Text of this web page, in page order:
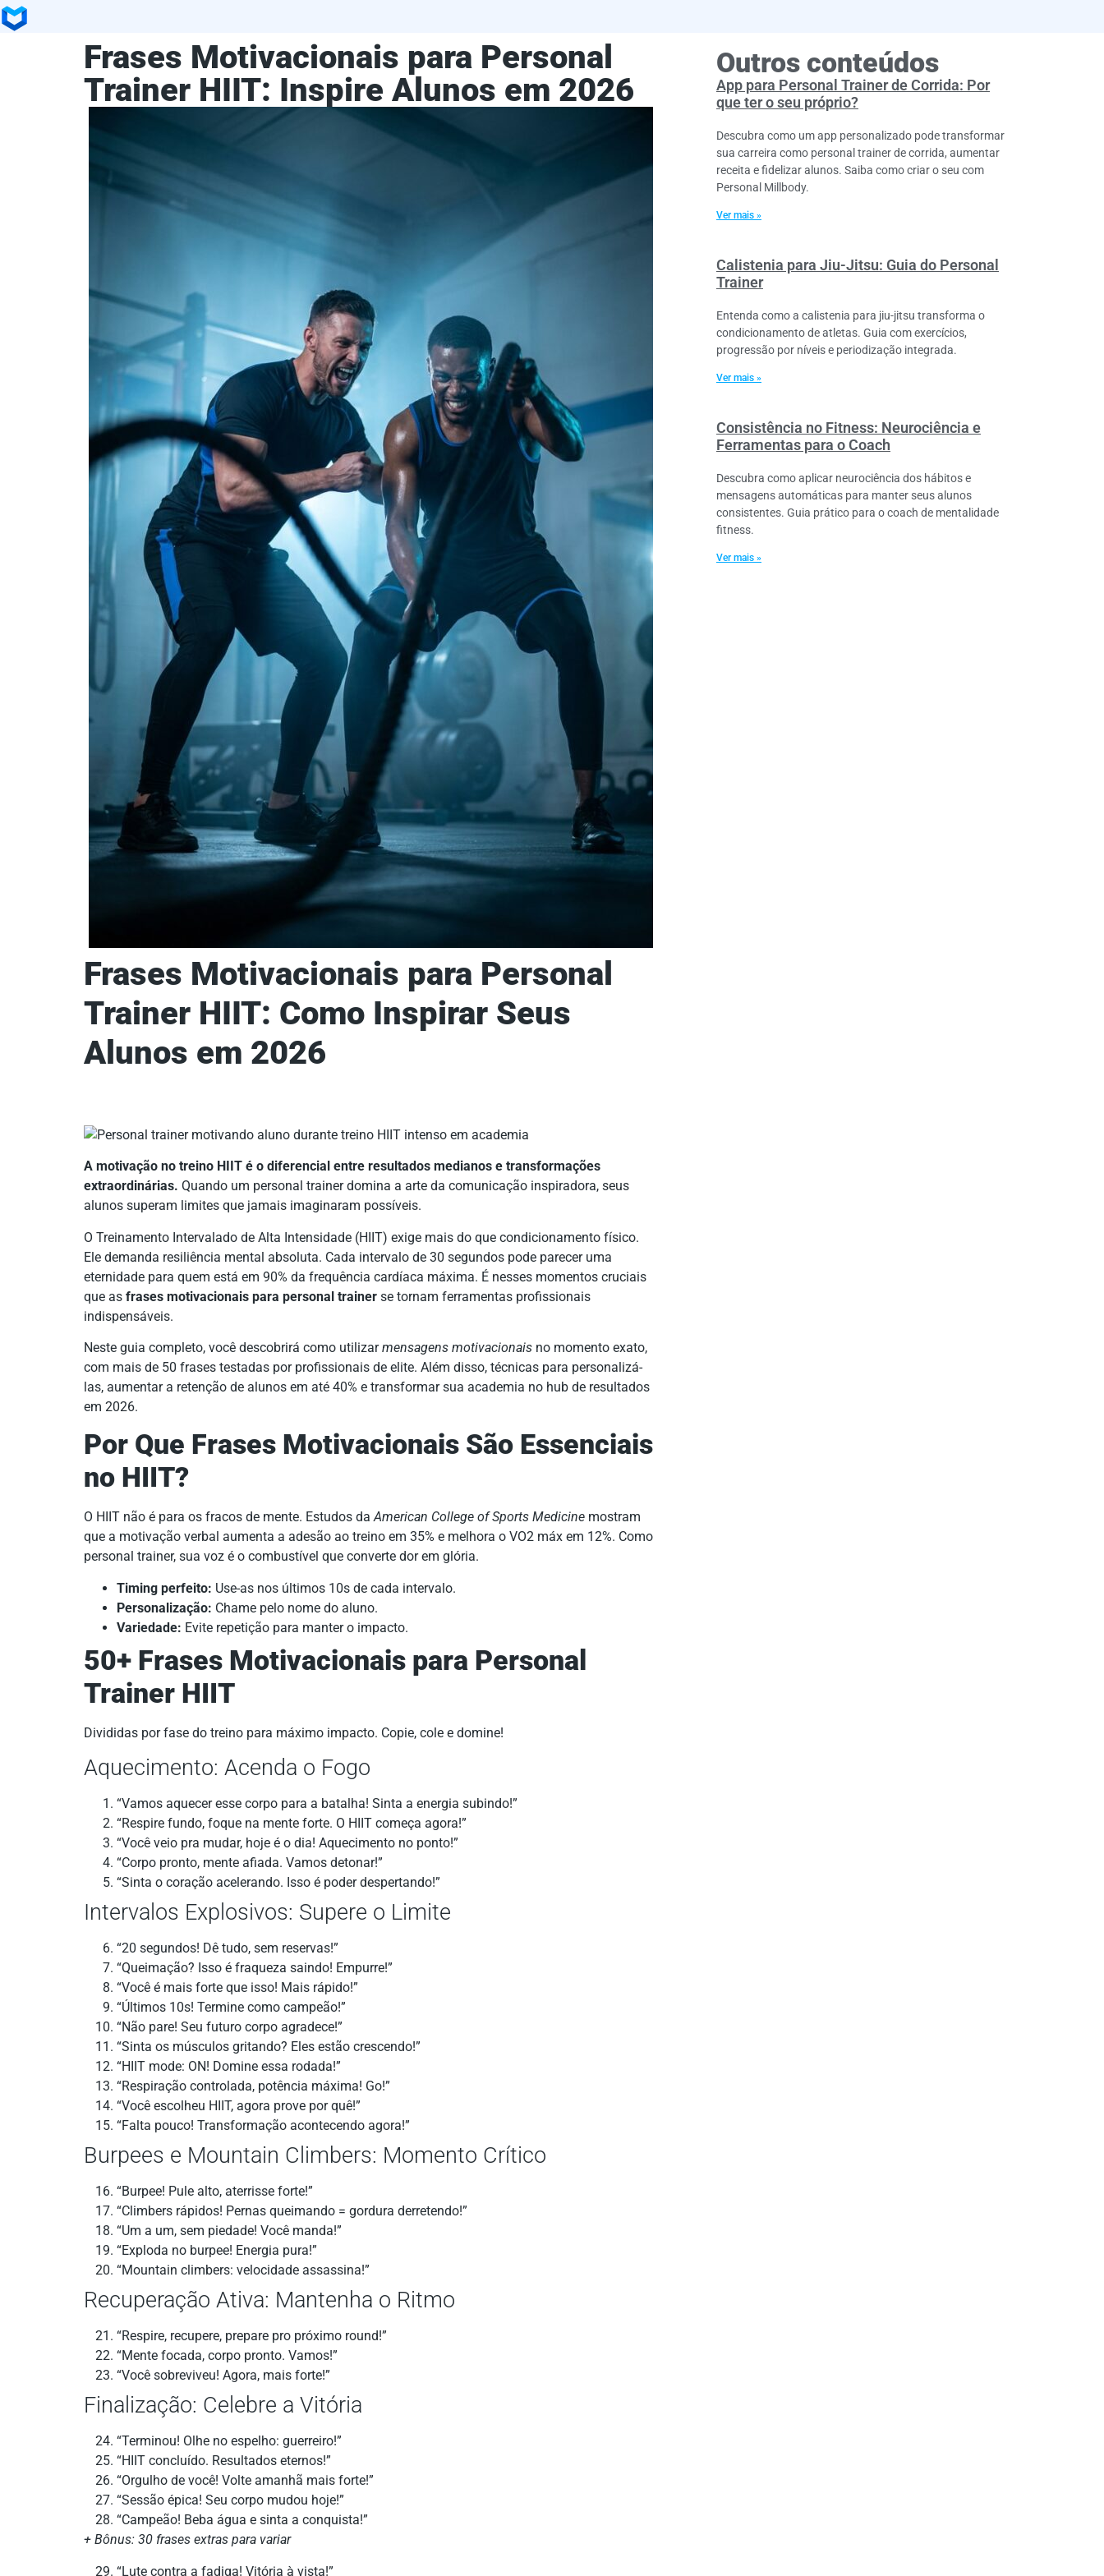
Frases Motivacionais para Personal
Trainer HIIT: Inspire Alunos em 2026
Frases Motivacionais para Personal
Trainer HIIT: Como Inspirar Seus
Alunos em 2026
A motivação no treino HIIT é o diferencial entre resultados medianos e transformações
extraordinárias. Quando um personal trainer domina a arte da comunicação inspiradora, seus
alunos superam limites que jamais imaginaram possíveis.
O Treinamento Intervalado de Alta Intensidade (HIIT) exige mais do que condicionamento físico.
Ele demanda resiliência mental absoluta. Cada intervalo de 30 segundos pode parecer uma
eternidade para quem está em 90% da frequência cardíaca máxima. É nesses momentos cruciais
que as frases motivacionais para personal trainer se tornam ferramentas profissionais
indispensáveis.
Neste guia completo, você descobrirá como utilizarmensagens motivacionais no momento exato,
com mais de 50 frases testadas por profissionais de elite. Além disso, técnicas para personalizá-
las, aumentar a retenção de alunos em até 40% e transformar sua academia no hub de resultados
em 2026.
Por Que Frases Motivacionais São Essenciais
no HIIT?
O HIIT não é para os fracos de mente. Estudos daAmerican College of Sports Medicine mostram
que a motivação verbal aumenta a adesão ao treino em 35% e melhora o VO2 máx em 12%. Como
personal trainer, sua voz é o combustível que converte dor em glória.
Timing perfeito: Use-as nos últimos 10s de cada intervalo.
Personalização: Chame pelo nome do aluno.
Variedade: Evite repetição para manter o impacto.
50+ Frases Motivacionais para Personal
Trainer HIIT
Divididas por fase do treino para máximo impacto. Copie, cole e domine!
Aquecimento: Acenda o Fogo
“Vamos aquecer esse corpo para a batalha! Sinta a energia subindo!”
“Respire fundo, foque na mente forte. O HIIT começa agora!”
“Você veio pra mudar, hoje é o dia! Aquecimento no ponto!”
“Corpo pronto, mente afiada. Vamos detonar!”
“Sinta o coração acelerando. Isso é poder despertando!”
Intervalos Explosivos: Supere o Limite
“20 segundos! Dê tudo, sem reservas!”
“Queimação? Isso é fraqueza saindo! Empurre!”
“Você é mais forte que isso! Mais rápido!”
“Últimos 10s! Termine como campeão!”
“Não pare! Seu futuro corpo agradece!”
“Sinta os músculos gritando? Eles estão crescendo!”
“HIIT mode: ON! Domine essa rodada!”
“Respiração controlada, potência máxima! Go!”
“Você escolheu HIIT, agora prove por quê!”
“Falta pouco! Transformação acontecendo agora!”
Burpees e Mountain Climbers: Momento Crítico
“Burpee! Pule alto, aterrisse forte!”
“Climbers rápidos! Pernas queimando = gordura derretendo!”
“Um a um, sem piedade! Você manda!”
“Exploda no burpee! Energia pura!”
“Mountain climbers: velocidade assassina!”
Recuperação Ativa: Mantenha o Ritmo
“Respire, recupere, prepare pro próximo round!”
“Mente focada, corpo pronto. Vamos!”
“Você sobreviveu! Agora, mais forte!”
Finalização: Celebre a Vitória
“Terminou! Olhe no espelho: guerreiro!”
“HIIT concluído. Resultados eternos!”
“Orgulho de você! Volte amanhã mais forte!”
“Sessão épica! Seu corpo mudou hoje!”
“Campeão! Beba água e sinta a conquista!”
+ Bônus: 30 frases extras para variar
“Lute contra a fadiga! Vitória à vista!”
Outros conteúdos
App para Personal Trainer de Corrida: Por
que ter o seu próprio?
Descubra como um app personalizado pode transformar
sua carreira como personal trainer de corrida, aumentar
receita e fidelizar alunos. Saiba como criar o seu com
Personal Millbody.
Ver mais »
Calistenia para Jiu-Jitsu: Guia do Personal
Trainer
Entenda como a calistenia para jiu-jitsu transforma o
condicionamento de atletas. Guia com exercícios,
progressão por níveis e periodização integrada.
Ver mais »
Consistência no Fitness: Neurociência e
Ferramentas para o Coach
Descubra como aplicar neurociência dos hábitos e
mensagens automáticas para manter seus alunos
consistentes. Guia prático para o coach de mentalidade
fitness.
Ver mais »